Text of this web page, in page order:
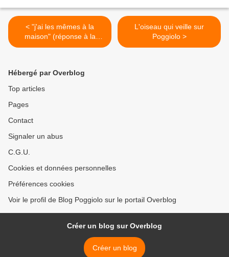
< "j'ai les mêmes à la
maison" (réponse à la
question posée le 17 mars)
L'oiseau qui veille sur
Poggiolo >
Hébergé par Overblog
Top articles
Pages
Contact
Signaler un abus
C.G.U.
Cookies et données personnelles
Préférences cookies
Voir le profil de Blog Poggiolo sur le portail Overblog
Créer un blog sur Overblog
Créer un blog